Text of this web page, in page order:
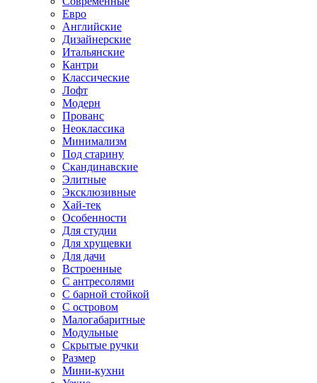
Евро
Английские
Дизайнерские
Итальянские
Кантри
Классические
Лофт
Модерн
Прованс
Неоклассика
Минимализм
Под старину
Скандинавские
Элитные
Эксклюзивные
Хай-тек
Особенности
Для студии
Для хрущевки
Для дачи
Встроенные
С антресолями
С барной стойкой
С островом
Малогабаритные
Модульные
Скрытые ручки
Размер
Мини-кухни